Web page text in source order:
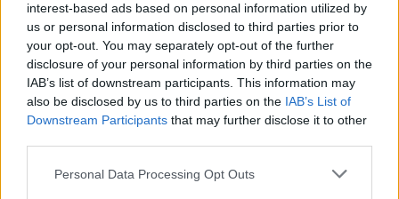
interest-based ads based on personal information utilized by
us or personal information disclosed to third parties prior to
your opt-out. You may separately opt-out of the further
disclosure of your personal information by third parties on the
IAB’s list of downstream participants. This information may
also be disclosed by us to third parties on the IAB’s List of
Downstream Participants that may further disclose it to other
Personal Data Processing Opt Outs
«Ιστορίες της Παλιάς
«Αποχρώσεις γέλιου» από τη